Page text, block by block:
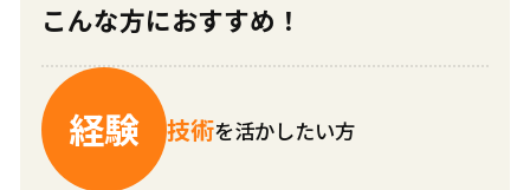
こんな方におすすめ！
経験 技術を活かしたい方